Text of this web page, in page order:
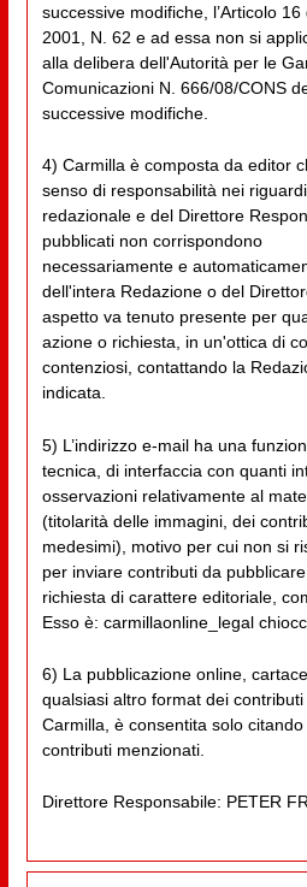
successive modifiche, l’Articolo
2001, N. 62 e ad essa non si
alla delibera dell'Autorità per le
Comunicazioni N. 666/08/CONS
successive modifiche.
4) Carmilla è composta da editor
senso di responsabilità nei
redazionale e del Direttore
pubblicati non corrispondono
necessariamente e
dell'intera Redazione o del
aspetto va tenuto presente per
azione o richiesta, in un'ottica di
contenziosi, contattando la
indicata.
5) L’indirizzo e-mail ha una
tecnica, di interfaccia con quanti
osservazioni relativamente al
(titolarità delle immagini, dei
medesimi), motivo per cui non si
per inviare contributi da
richiesta di carattere editoriale,
Esso è: carmillaonline_legal
6) La pubblicazione online,
qualsiasi altro format dei
Carmilla, è consentita solo
contributi menzionati.
Direttore Responsabile: PETER